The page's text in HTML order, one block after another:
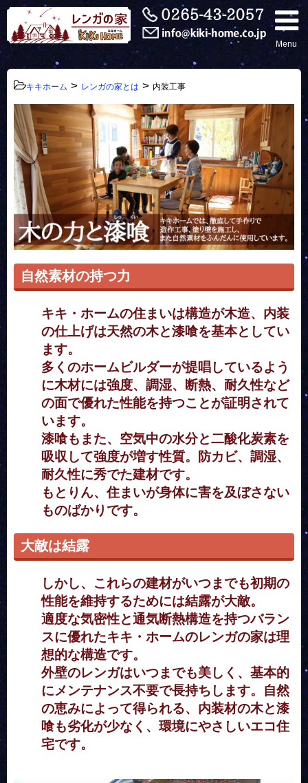
Menu
キキホーム > レンガの家とは > 内装工事
自然素材の持つ力
キキ・ホームの住まいは構造が木造、内装
の仕上げは天然の木と漆喰を基本としてい
ます。
多くのホームビルダーが提唱しているよう
に木材には強度、調湿、断熱、耐久性など
の面で優れた性能を持つことが証明されて
います。
漆喰もまた、空気中の水分と二酸化炭素を
吸収して強度が増す性質。防カビ、調湿、
耐久性に秀でた建材です。
もとりん、住まいが身体に害を及ぼさない
ものばかりです。
大敵は結露
しかし、これらの建材がいつまでも初期の
性能を維持するためには結露が大敵。
適度な気密性と通気断熱構造を持つバラン
スに優れたキキ・ホームのレンガの家は理
想的な構造です。
外壁のレンガはいつまでも美しく、基本的
にメンテナンス不要で長持ちします。自然
の恵みによって得られる、内装材の木と漆
喰も劣化が少なく、環境にやさしいエコ住
宅です。